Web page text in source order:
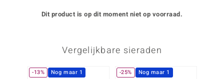
Dit product is op dit moment niet op voorraad.
Vergelijkbare sieraden
-13% Nog maar 1 -25% Nog maar 1